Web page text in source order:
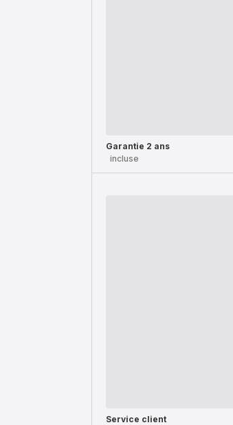
Garantie 2 ans
incluse
Service client